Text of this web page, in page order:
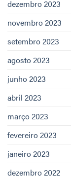
dezembro 2023
novembro 2023
setembro 2023
agosto 2023
junho 2023
abril 2023
março 2023
fevereiro 2023
janeiro 2023
dezembro 2022